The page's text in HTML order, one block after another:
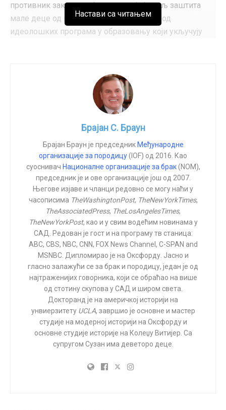
противник закона на Флориди чији је циљ заштита
мале деце од вртића до трећег разреда од
идеолошких програма у образовању који укључују
Пошаљите поруку компанији
Родитеље и све оне који не желе да мала деца буду
етикетира као кривце за
промовисање „малтретирања“ и „дискриминације“.
Компанија је чак уклонила чувене поздраве
„добродошли, дечаци и девојчице” из најава у
ДизнилендуиДизниворлду , тврдећи да такве изјаве
нису „инклузивне“. Помињање „дама и господе“
такође је избачено у овим тематским парковима.
Придружите се кампањи „Склизни
Дизни”
КреаториДизнијевогсадржаја признали су да следе
„не тако тајну геј агенду“ што значи да додају „квир
садржаје“ у све програме.
Извршни директор компаније обећао је да ће до 50%
будућих ликова у продукцијама бити „ LGBTQIA
Настави са читањем
Брајан С. Браун
Брајан Браун је председник Међународне
организације за породицу(IOF) од 2016. Као
суоснивач Националне организације за брак (NOM),
председник је и ове организације још од 2007.
Његове изјаве и чланци редовно се могу наћи у
часописима TheWashingtonPost, TheNewYorkTimes,
TheAssociatedPress, TheLosAngelesTimes,
TheNewYorkPost, као и у свим водећим новинама у
САД. Редован је гост и на програму тв станица:
ABC, CBS, NBC, CNN, FOX News Channel, C-SPAN and
MSNBC. Дипломирао је на Оксфорду. Јасно и
гласно залажући се за брак и породицу, један је од
најтраженијих говорника, који се обраћао на више
од стотину скупова у САД и широм света.
Докторанд је на америчкој историји на
унвиерзитету UCLA, завршио је основне и мастер
студије на модерној историји на Оксфорду и
основне студије историје на Колеџу Витијер. Са
супругом Сузан има деветоро деце.